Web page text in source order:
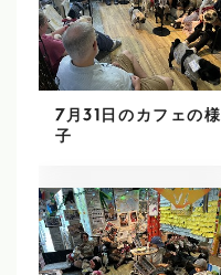
7月31日のカフェの様
子